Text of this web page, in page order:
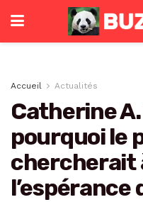
Accueil Actualités
Catherine
pourquoi le
chercherait
l’espérance